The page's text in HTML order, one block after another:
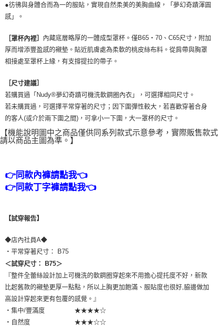
●彷彿與身體合而為一的服貼，實現自然柔美的美胸曲線，「夢幻奇蹟渾圓
感」。
［罩杯內裡］ 內藏底層略厚的一體成型罩杯。僅B65・70、C65尺寸，附加
厚而增添豐盈感的襯墊。貼近肌膚處為柔軟的桃皮絲布料。從肩帶與胸罩
相接處至罩杯上緣，有支撐提拉的帶子。
［尺寸建議］
若購買過「Nudy®夢幻奇蹟可機洗軟鋼圈內衣」，可選擇相同尺寸。
若未購買過，可選擇平常穿著的尺寸；因下圍彈性較大，若喜歡穿著合身
的客人(或介於兩下圍之間)，可拿小一下圍，大一罩杯的尺寸。
【機能說明圖中之商品僅供同系列款式示意參考，實際販售款式
請以商品主圖為準。】
👉同款內褲請點我👈
👉同款丁字褲請點我👈
【試穿報告】
◆店內社員A◆
・平常穿著尺寸： B75
＜試穿尺寸： B75＞
『整件全蕾絲設計加上可機洗的軟鋼圈穿起來不用擔心提托度不好，新款
比起舊款的襯墊更厚一點點，所以上胸更加飽滿、服貼度也很好,脇邊做加
高設計穿起來更有包覆的感覺。』
・集中/豐滿度 ★★★★☆
・自然度 ★★★☆☆